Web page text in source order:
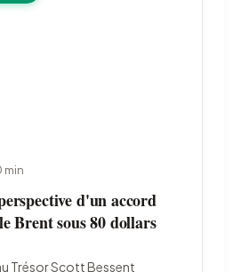
min
d'un accord
Brent sous 80 dollars
Trésor Scott Bessent